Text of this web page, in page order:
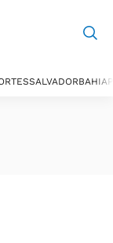
SALVADORBAHIA